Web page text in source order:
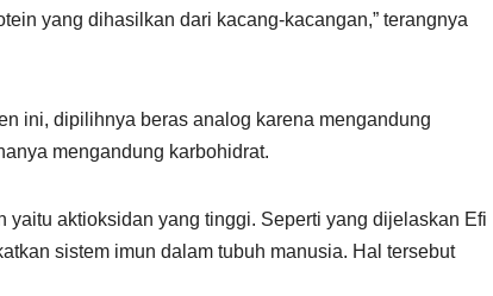
yang dihasilkan dari kacang-kacangan,” terangnya
ini, dipilihnya beras analog karena mengandung
mengandung karbohidrat.
aktioksidan yang tinggi. Seperti yang dijelaskan Efi
sistem imun dalam tubuh manusia. Hal tersebut